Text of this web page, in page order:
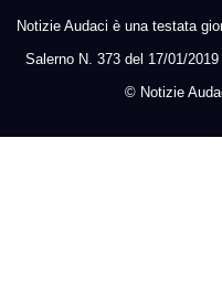
Notizie Audaci è una testata
Salerno N. 373 del 17/01/
© Notizie